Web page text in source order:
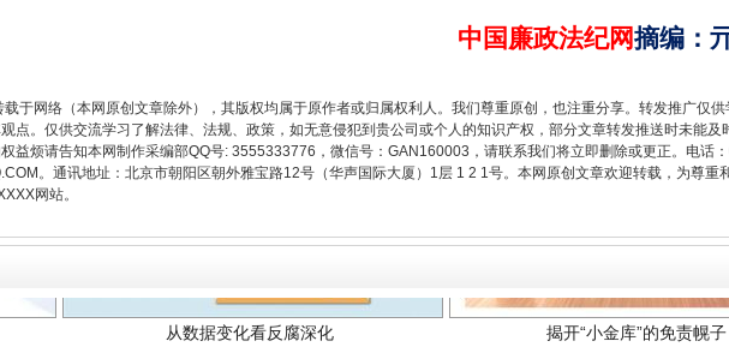
中国廉政法纪网摘编 ：
载于网络（本网原创文章除外），其版权均属于原作者或归属权利人。我们尊重原创，也注重分享。转发推广仅
点。仅供交流学习了解法律、法规、政策，如无意侵犯到贵公司或个人的知识产权，部分文章转发推送时未能及
益烦请告知本网制作采编部QQ号: 3555333776，微信号：GAN160003，请联系我们将立即删除或更正。电话
。通讯地址：北京市朝阳区朝外雅宝路12号（华声国际大厦）1层 1 2 1号。本网原创文章欢迎转载，为尊重
网站。